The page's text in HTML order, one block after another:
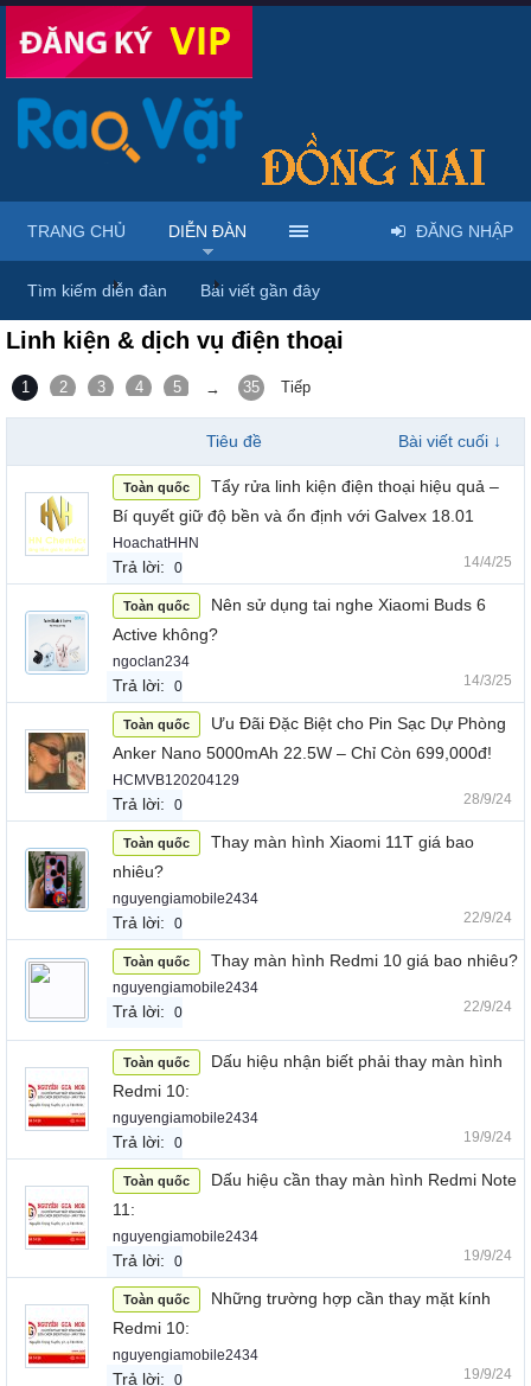
Trang chủ Diễn đàn Điện thoại - Máy tính bảng
Linh kiện & dịch vụ điện thoại
1 2 3 4 5 6
→ 35 Tiếp
Tiêu đề Bài viết cuối ↓
Toàn quốc
Tẩy rửa linh kiện điện thoại hiệu quả –
Bí quyết giữ độ bền và ổn định với Galvex 18.01
HoachatHHN
Trả lời: 0 14/4/25
Toàn quốc
Nên sử dụng tai nghe Xiaomi Buds 6
Active không?
ngoclan234
Trả lời: 0 14/3/25
Toàn quốc
Ưu Đãi Đặc Biệt cho Pin Sạc Dự Phòng
Anker Nano 5000mAh 22.5W – Chỉ Còn 699,000đ!
HCMVB120204129
Trả lời: 0 28/9/24
Toàn quốc
Thay màn hình Xiaomi 11T giá bao
nhiêu?
nguyengiamobile2434
Trả lời: 0 22/9/24
Toàn quốc Thay màn hình Redmi 10 giá bao nhiêu?
nguyengiamobile2434
Trả lời: 0 22/9/24
Toàn quốc
Dấu hiệu nhận biết phải thay màn hình
Redmi 10:
nguyengiamobile2434
Trả lời: 0 19/9/24
Toàn quốc
Dấu hiệu cần thay màn hình Redmi Note
11:
nguyengiamobile2434
Trả lời: 0 19/9/24
Toàn quốc
Những trường hợp cần thay mặt kính
Redmi 10:
nguyengiamobile2434
Trả lời: 0 19/9/24
TRANG CHỦ DIỄN ĐÀN
Tìm kiếm diễn đàn Bài viết gần đây
ĐĂNG NHẬP